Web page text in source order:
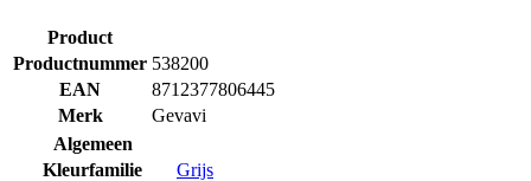
Product
Productnummer 538200
EAN
8712377806445
Merk
Gevavi
Algemeen
Kleurfamilie
Grijs